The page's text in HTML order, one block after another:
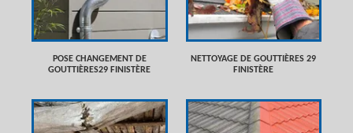
POSE CHANGEMENT DE
GOUTTIÈRES29 FINISTÈRE
NETTOYAGE DE GOUTTIÈRES 29
FINISTÈRE